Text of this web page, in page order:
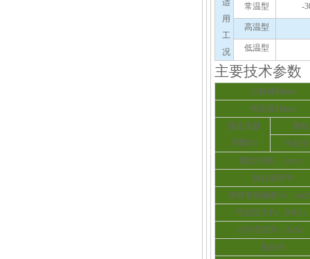
适
用
工
况
常温型 -
高温型
低温型
主要技术参数
公称通径mm
阀座直径mm
额定流量
系数Kv
直线
等百
额定行程L（mm）
执行器型号
薄膜有效面积Ae（
气源压力Ps（MPa）
信号范围Pr（KPa）
电信号